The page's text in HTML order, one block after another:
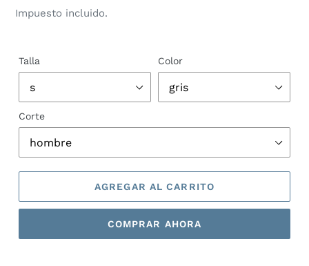
habitual
Impuesto incluido.
Talla Color
Corte
AGREGAR AL CARRITO
COMPRAR AHORA